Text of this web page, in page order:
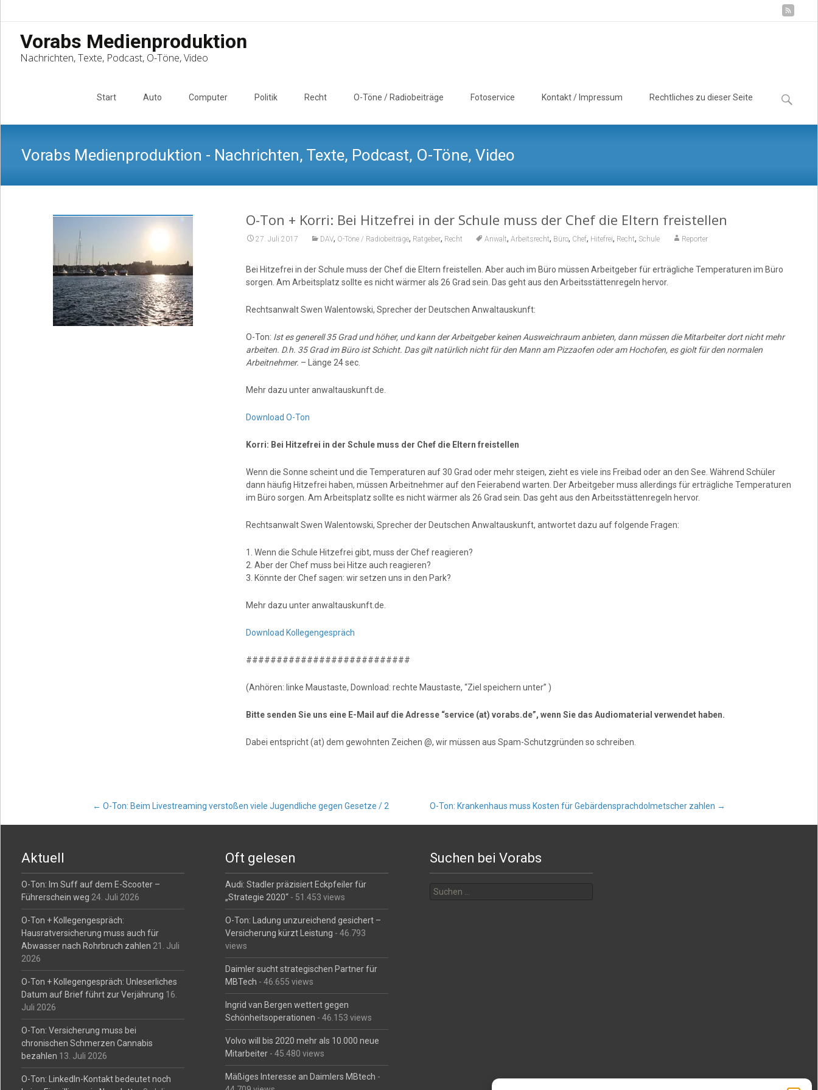
Vorabs Medienproduktion
Nachrichten, Texte, Podcast, O-Töne, Video
Start Auto Computer Politik Recht O-Töne / Radiobeiträge Fotoservice Kontakt / Impressum Rechtliches zu dieser Seite
Suchen
nach:
Vorabs Medienproduktion - Nachrichten, Texte, Podcast, O-Töne, Video
O-Ton + Korri: Bei Hitzefrei in der Schule muss der Chef die Eltern freistellen
27. Juli 2017 DAV, O-Töne / Radiobeiträge, Ratgeber, Recht Anwalt, Arbeitsrecht, Büro, Chef, Hitefrei, Recht, Schule Reporter
Bei Hitzefrei in der Schule muss der Chef die Eltern freistellen. Aber auch im Büro müssen Arbeitgeber für erträgliche Temperaturen im Büro
sorgen. Am Arbeitsplatz sollte es nicht wärmer als 26 Grad sein. Das geht aus den Arbeitsstättenregeln hervor.
Rechtsanwalt Swen Walentowski, Sprecher der Deutschen Anwaltauskunft:
O-Ton: Ist es generell 35 Grad und höher, und kann der Arbeitgeber keinen Ausweichraum anbieten, dann müssen die Mitarbeiter dort nicht mehr
arbeiten. D.h. 35 Grad im Büro ist Schicht. Das gilt natürlich nicht für den Mann am Pizzaofen oder am Hochofen, es giolt für den normalen
Arbeitnehmer. – Länge 24 sec.
Mehr dazu unter anwaltauskunft.de.
Download O-Ton
Korri: Bei Hitzefrei in der Schule muss der Chef die Eltern freistellen
Wenn die Sonne scheint und die Temperaturen auf 30 Grad oder mehr steigen, zieht es viele ins Freibad oder an den See. Während Schüler
dann häufig Hitzefrei haben, müssen Arbeitnehmer auf den Feierabend warten. Der Arbeitgeber muss allerdings für erträgliche Temperaturen
im Büro sorgen. Am Arbeitsplatz sollte es nicht wärmer als 26 Grad sein. Das geht aus den Arbeitsstättenregeln hervor.
Rechtsanwalt Swen Walentowski, Sprecher der Deutschen Anwaltauskunft, antwortet dazu auf folgende Fragen:
1. Wenn die Schule Hitzefrei gibt, muss der Chef reagieren?
2. Aber der Chef muss bei Hitze auch reagieren?
3. Könnte der Chef sagen: wir setzen uns in den Park?
Mehr dazu unter anwaltauskunft.de.
Download Kollegengespräch
###########################
(Anhören: linke Maustaste, Download: rechte Maustaste, “Ziel speichern unter” )
Bitte senden Sie uns eine E-Mail auf die Adresse “service (at) vorabs.de”, wenn Sie das Audiomaterial verwendet haben.
Dabei entspricht (at) dem gewohnten Zeichen @, wir müssen aus Spam-Schutzgründen so schreiben.
Post
navigation
← O-Ton: Beim Livestreaming verstoßen viele Jugendliche gegen Gesetze / 2 O-Ton: Krankenhaus muss Kosten für Gebärdensprachdolmetscher zahlen →
Aktuell
O-Ton: Im Suff auf dem E-Scooter –
Führerschein weg 24. Juli 2026
O-Ton + Kollegengespräch:
Hausratversicherung muss auch für
Abwasser nach Rohrbruch zahlen 21. Juli
2026
O-Ton + Kollegengespräch: Unleserliches
Datum auf Brief führt zur Verjährung 16.
Juli 2026
O-Ton: Versicherung muss bei
chronischen Schmerzen Cannabis
bezahlen 13. Juli 2026
O-Ton: LinkedIn-Kontakt bedeutet noch
Oft gelesen
Audi: Stadler präzisiert Eckpfeiler für
„Strategie 2020“ - 51.453 views
O-Ton: Ladung unzureichend gesichert –
Versicherung kürzt Leistung - 46.793
views
Daimler sucht strategischen Partner für
MBTech - 46.655 views
Ingrid van Bergen wettert gegen
Schönheitsoperationen - 46.153 views
Volvo will bis 2020 mehr als 10.000 neue
Mitarbeiter - 45.480 views
Mäßiges Interesse an Daimlers MBtech -
Suchen bei Vorabs
nach: